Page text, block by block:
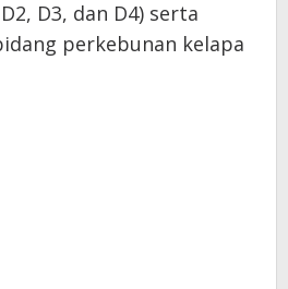
D3, dan D4) serta
perkebunan kelapa